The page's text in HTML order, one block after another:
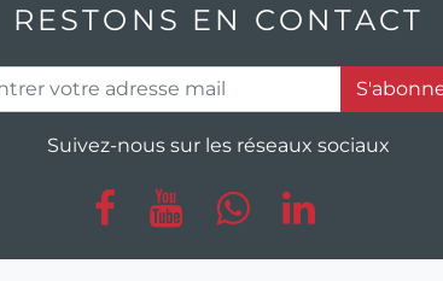
RESTONS EN CONTACT
Suivez-nous sur les réseaux sociaux